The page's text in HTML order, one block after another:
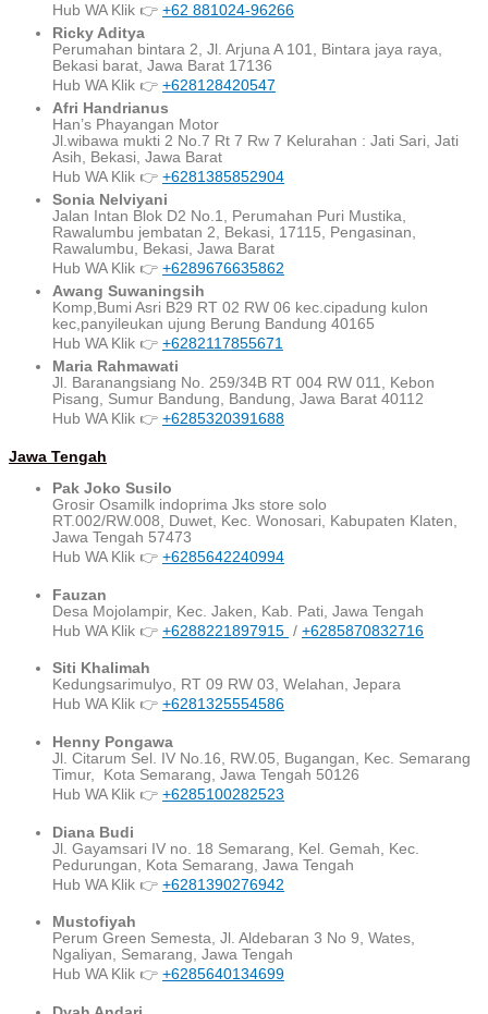
Hub WA Klik 👉 +62 881024-96266
Ricky Aditya
Perumahan bintara 2, Jl. Arjuna A 101, Bintara jaya raya,
Bekasi barat, Jawa Barat 17136
Hub WA Klik 👉 +628128420547
Afri Handrianus
Han’s Phayangan Motor
Jl.wibawa mukti 2 No.7 Rt 7 Rw 7 Kelurahan : Jati Sari, Jati
Asih, Bekasi, Jawa Barat
Hub WA Klik 👉 +6281385852904
Sonia Nelviyani
Jalan Intan Blok D2 No.1, Perumahan Puri Mustika,
Rawalumbu jembatan 2, Bekasi, 17115, Pengasinan,
Rawalumbu, Bekasi, Jawa Barat
Hub WA Klik 👉 +6289676635862
Awang Suwaningsih
Komp,Bumi Asri B29 RT 02 RW 06 kec.cipadung kulon
kec,panyileukan ujung Berung Bandung 40165
Hub WA Klik 👉 +6282117855671
Maria Rahmawati
Jl. Baranangsiang No. 259/34B RT 004 RW 011, Kebon
Pisang, Sumur Bandung, Bandung, Jawa Barat 40112
Hub WA Klik 👉 +6285320391688
Jawa Tengah
Pak Joko Susilo
Grosir Osamilk indoprima Jks store solo
RT.002/RW.008, Duwet, Kec. Wonosari, Kabupaten Klaten,
Jawa Tengah 57473
Hub WA Klik 👉 +6285642240994
Fauzan
Desa Mojolampir, Kec. Jaken, Kab. Pati, Jawa Tengah
Hub WA Klik 👉 +6288221897915 / +6285870832716
Siti Khalimah
Kedungsarimulyo, RT 09 RW 03, Welahan, Jepara
Hub WA Klik 👉 +6281325554586
Henny Pongawa
Jl. Citarum Sel. IV No.16, RW.05, Bugangan, Kec. Semarang
Timur, Kota Semarang, Jawa Tengah 50126
Hub WA Klik 👉 +6285100282523
Diana Budi
Jl. Gayamsari IV no. 18 Semarang, Kel. Gemah, Kec.
Pedurungan, Kota Semarang, Jawa Tengah
Hub WA Klik 👉 +6281390276942
Mustofiyah
Perum Green Semesta, Jl. Aldebaran 3 No 9, Wates,
Ngaliyan, Semarang, Jawa Tengah
Hub WA Klik 👉 +6285640134699